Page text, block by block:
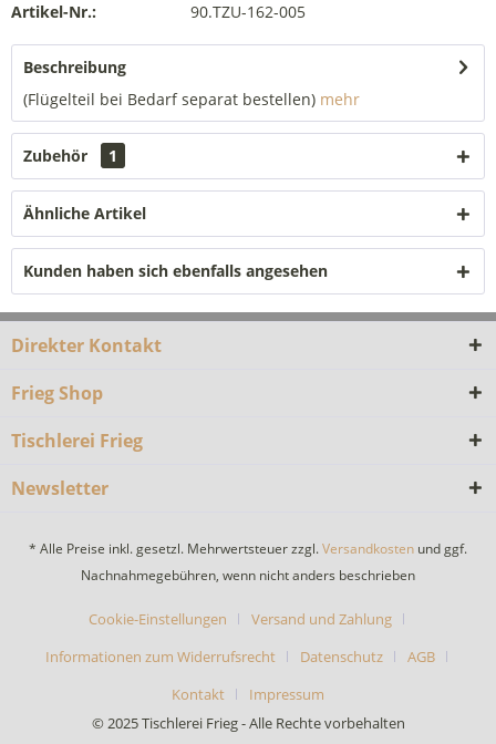
Artikel-Nr.: 90.TZU-162-005
Beschreibung
(Flügelteil bei Bedarf separat bestellen) mehr
Zubehör 1
Ähnliche Artikel
Kunden haben sich ebenfalls angesehen
Direkter Kontakt
Frieg Shop
Tischlerei Frieg
Newsletter
* Alle Preise inkl. gesetzl. Mehrwertsteuer zzgl.Versandkosten und ggf.
Nachnahmegebühren, wenn nicht anders beschrieben
Cookie-Einstellungen
Versand und Zahlung
Informationen zum Widerrufsrecht
Datenschutz
AGB
Kontakt
Impressum
© 2025 Tischlerei Frieg - Alle Rechte vorbehalten